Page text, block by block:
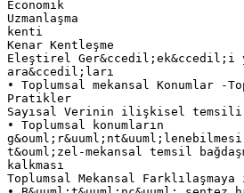
Economik
Uzmanlaşma
kenti
Kenar Kentleşme
Eleştirel Ger&ccedil;ek&ccedil;i
ara&ccedil;ları
• Toplumsal mekansal Konumlar -
Pratikler
Sayısal Verinin ilişkisel temsili
• Toplumsal konumların
g&ouml;r&uuml;nt&uuml;lenebilmesi
t&ouml;zel-mekansal temsil
kalkması
Toplumsal Mekansal